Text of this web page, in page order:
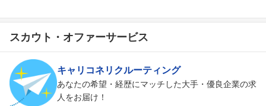
スカウト・オファーサービス
キャリコネリクルーティング
あなたの希望・経歴にマッチした大手・優良企業の求
人をお届け！